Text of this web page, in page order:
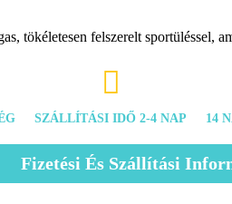
tökéletesen felszerelt sportüléssel,

SZÁLLÍTÁSI IDŐ 2-4 NAP 14
Fizetési És Szállítási